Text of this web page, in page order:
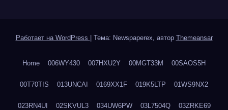
Работает на WordPress Тема: Newspaperex, автор Themeansar
Home 006WY430 007HXU2Y 00MGT33M 00SAOS5H
00T70TIS 013UNCAI 0169XX1F 019K5LTP 01WS9NX2
023RN4UI 02SKVUL3 034UW6PW 03L7504Q 03ZRKE69